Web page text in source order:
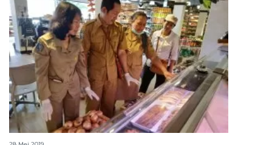
Disnak sidak kualitas daging di Pasar Timika